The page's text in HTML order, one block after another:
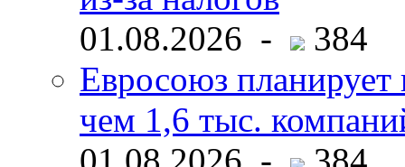
01.08.2026 -
384
Евросоюз планирует
чем 1,6 тыс.